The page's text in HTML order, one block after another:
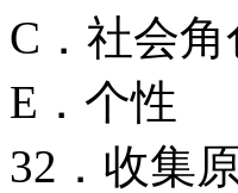
C．
E．个性
32．收